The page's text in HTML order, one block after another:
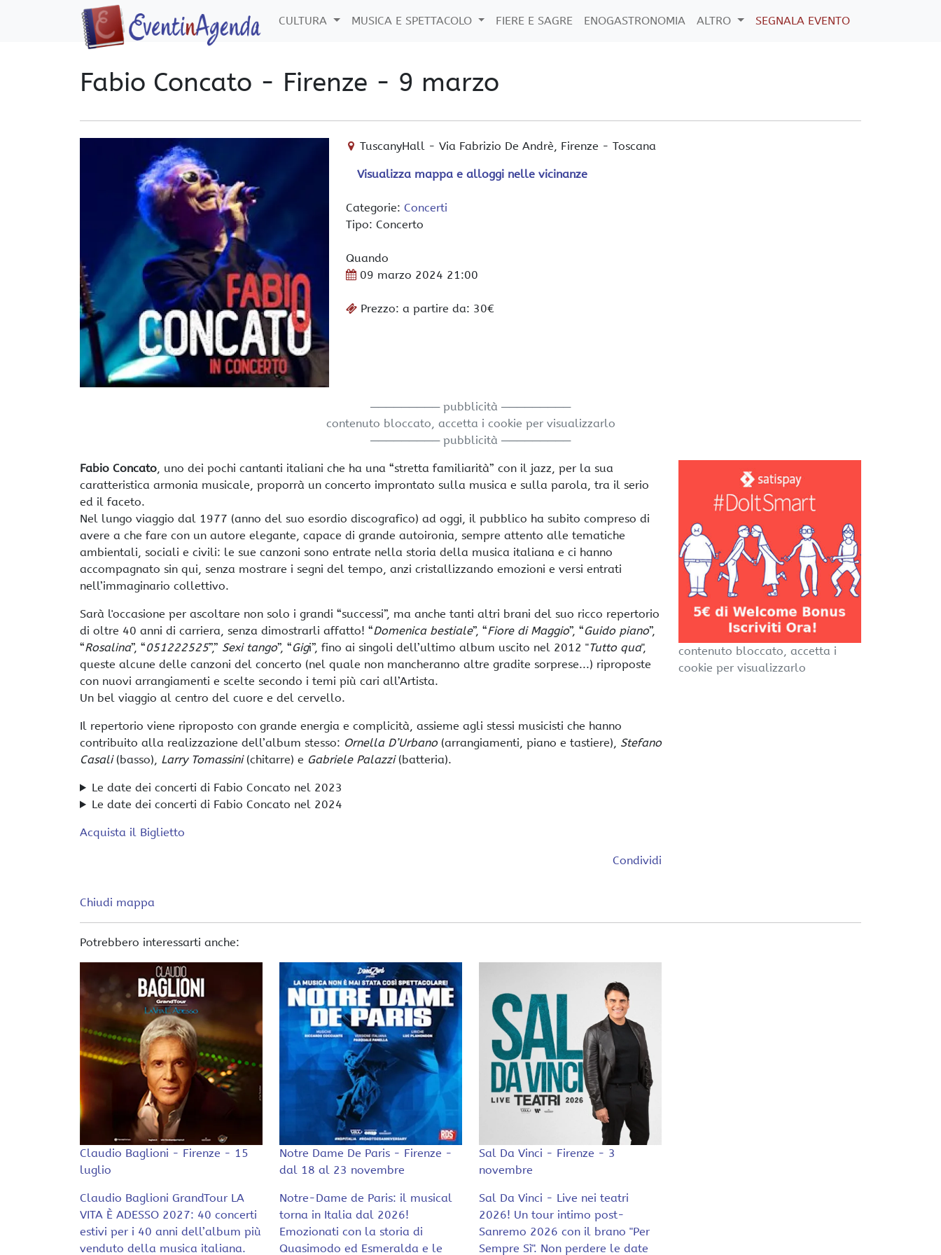
CULTURA MUSICA E SPETTACOLO FIERE E SAGRE ENOGASTRONOMIA ALTRO SEGNALA EVENTO
Fabio Concato - Firenze - 9 marzo
TuscanyHall -Via Fabrizio De Andrè, Firenze -Toscana
Visualizza mappa e alloggi nelle vicinanze
Categorie: Concerti
Tipo: Concerto
Quando
09 marzo 2024 21:00
Prezzo: a partire da: 30€
───────── pubblicità ─────────
contenuto bloccato, accetta i cookie per visualizzarlo
───────── pubblicità ─────────
Fabio Concato, uno dei pochi cantanti italiani che ha una “stretta familiarità” con il jazz, per la sua
caratteristica armonia musicale, proporrà un concerto improntato sulla musica e sulla parola, tra il serio
ed il faceto.
Nel lungo viaggio dal 1977 (anno del suo esordio discografico) ad oggi, il pubblico ha subito compreso di
avere a che fare con un autore elegante, capace di grande autoironia, sempre attento alle tematiche
ambientali, sociali e civili: le sue canzoni sono entrate nella storia della musica italiana e ci hanno
accompagnato sin qui, senza mostrare i segni del tempo, anzi cristallizzando emozioni e versi entrati
nell’immaginario collettivo.
Sarà l'occasione per ascoltare non solo i grandi “successi”, ma anche tanti altri brani del suo ricco repertorio
di oltre 40 anni di carriera, senza dimostrarli affatto! “Domenica bestiale”, “Fiore di Maggio”, “Guido piano”,
“Rosalina”, “051222525”,” Sexi tango”, “Gigi”, fino ai singoli dell’ultimo album uscito nel 2012 "Tutto qua",
queste alcune delle canzoni del concerto (nel quale non mancheranno altre gradite sorprese...) riproposte
con nuovi arrangiamenti e scelte secondo i temi più cari all’Artista.
Un bel viaggio al centro del cuore e del cervello.
Il repertorio viene riproposto con grande energia e complicità, assieme agli stessi musicisti che hanno
contribuito alla realizzazione dell’album stesso: Ornella D’Urbano(arrangiamenti, piano e tastiere), Stefano
Casali(basso), Larry Tomassini(chitarre) e Gabriele Palazzi(batteria).
Le date dei concerti di Fabio Concato nel 2023
Le date dei concerti di Fabio Concato nel 2024
Acquista il Biglietto
Condividi
contenuto bloccato, accetta i
cookie per visualizzarlo
Chiudi mappa
Potrebbero interessarti anche:
Claudio Baglioni - Firenze - 15
luglio
Claudio Baglioni GrandTour LA
VITA È ADESSO 2027: 40 concerti
estivi per i 40 anni dell’album più
venduto della musica italiana.
Notre Dame De Paris - Firenze -
dal 18 al 23 novembre
Notre-Dame de Paris: il musical
torna in Italia dal 2026!
Emozionati con la storia di
Quasimodo ed Esmeralda e le
Sal Da Vinci - Firenze - 3
novembre
Sal Da Vinci - Live nei teatri
2026! Un tour intimo post-
Sanremo 2026 con il brano "Per
Sempre Sì". Non perdere le date